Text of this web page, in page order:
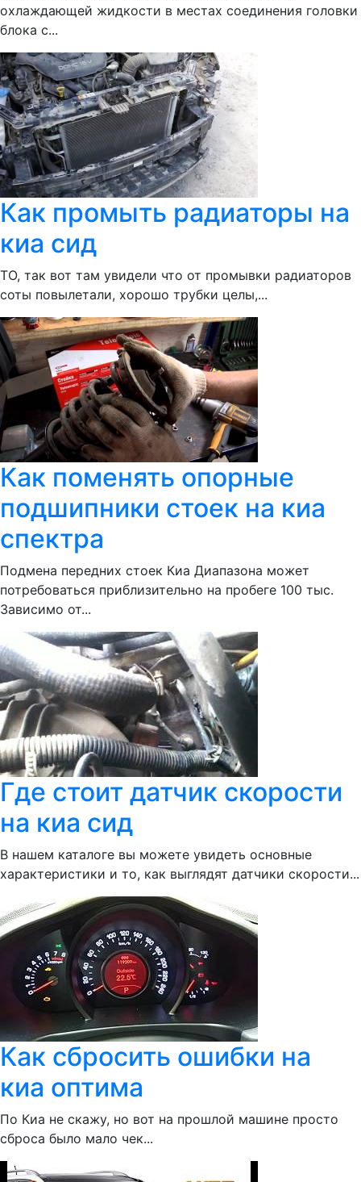
охлаждающей жидкости в местах соединения головки
блока с...
Как промыть радиаторы на
киа сид
ТО, так вот там увидели что от промывки радиаторов
соты повылетали, хорошо трубки целы,...
Как поменять опорные
подшипники стоек на киа
спектра
Подмена передних стоек Киа Диапазона может
потребоваться приблизительно на пробеге 100 тыс.
Зависимо от...
Где стоит датчик скорости
на киа сид
В нашем каталоге вы можете увидеть основные
характеристики и то, как выглядят датчики скорости...
Как сбросить ошибки на
киа оптима
По Киа не скажу, но вот на прошлой машине просто
сброса было мало чек...